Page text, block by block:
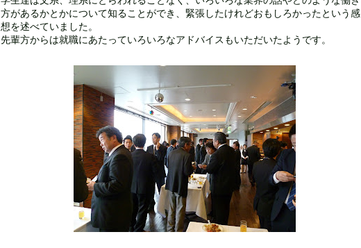
方があるかとかについて知ることができ、緊張したけれどおもしろかったという感
想を述べていました。
先輩方からは就職にあたっていろいろなアドバイスもいただいたようです。